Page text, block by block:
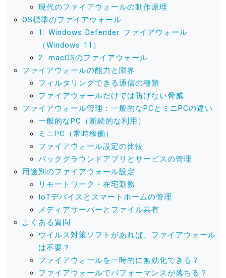
現代のファイアウォールの動作原理
OS標準のファイアウォール
1. Windows Defender ファイアウォール
（Windows 11）
2. macOSのファイアウォール
ファイアウォールの能力と限界
フィルタリングできる通信の種類
ファイアウォールだけでは防げない脅威
ファイアウォール管理：一般的なPCとミニPCの違い
一般的なPC（断続的な利用）
ミニPC（常時稼働）
ファイアウォール設定の比較
バックグラウンドアプリとサービスの管理
用途別のファイアウォール設定
リモートワーク・在宅勤務
IoTデバイスとスマートホームの管理
メディアサーバーとファイル共有
よくある質問
ウイルス対策ソフトがあれば、ファイアウォール
は不要？
ファイアウォールを一時的に無効化できる？
ファイアウォールでパフォーマンスが落ちる？